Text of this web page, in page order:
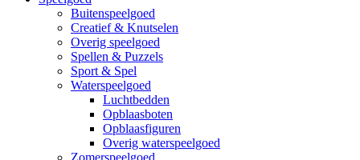
Buitenspeelgoed
Creatief & Knutselen
Overig speelgoed
Spellen & Puzzels
Sport & Spel
Waterspeelgoed
Luchtbedden
Opblaasboten
Opblaasfiguren
Overig waterspeelgoed